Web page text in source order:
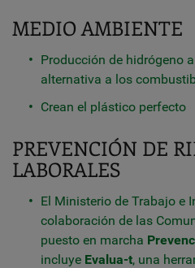
MEDIO AMBIENTE
Producción de hidrógeno
alternativa a los
Crean el plástico perfecto
PREVENCIÓN DE
LABORALES
El Ministerio de Trabajo e
colaboración de las
puesto en marcha
incluye Evalua-t, una